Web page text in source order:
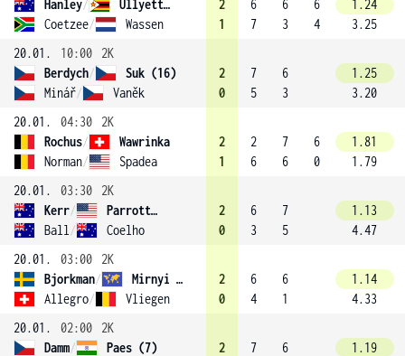
Hanley/
Ullyett (4)
Coetzee/ Wassen
2
1
6
7
6
3
6
4
1.24
3.25
20.01.
10:00
2K
Berdych/
Suk (16)
Minář/ Vaněk
2
0
7
5
6
3
1.25
3.20
20.01.
04:30
2K
Rochus/
Wawrinka
Norman/ Spadea
2
1
2
6
7
6
6
0
1.81
1.79
20.01.
03:30
2K
Kerr/
Parrott (14)
Ball / Coelho
2
0
6
3
7
5
1.13
4.47
20.01.
03:00
2K
Bjorkman/
Mirnyi (2)
Allegro/ Vliegen
2
0
6
4
6
1
1.14
4.33
20.01.
02:00
2K
Damm/
Paes (7)
2
7
6
1.19